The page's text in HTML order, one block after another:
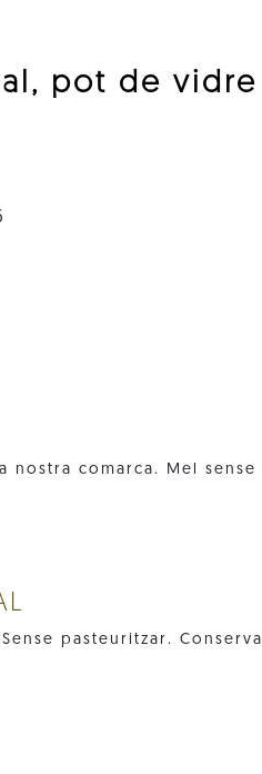
pot de vidre
comarca. Mel sense
pasteuritzar.